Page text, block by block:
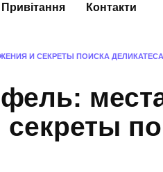
Привітання Контакти
И СЕКРЕТЫ ПОИСКА ДЕЛИКАТЕСА